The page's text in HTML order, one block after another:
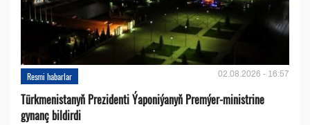
Resmi habarlar 02.08.2026 - 16:57
Türkmenistanyň Prezidenti Ýaponiýanyň Premýer-ministrine
gynanç bildirdi